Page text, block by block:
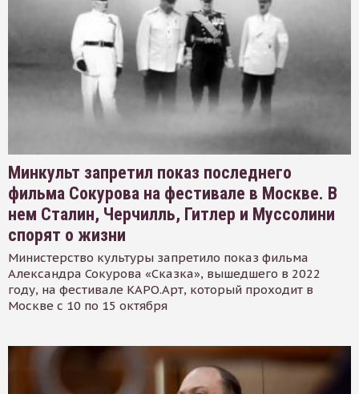
Минкульт запретил показ последнего
фильма Сокурова на фестивале в Москве. В
нем Сталин, Черчилль, Гитлер и Муссолини
спорят о жизни
Министерство культуры запретило показ фильма
Александра Сокурова «Сказка», вышедшего в 2022
году, на фестивале КАРО.Арт, который проходит в
Москве с 10 по 15 октября